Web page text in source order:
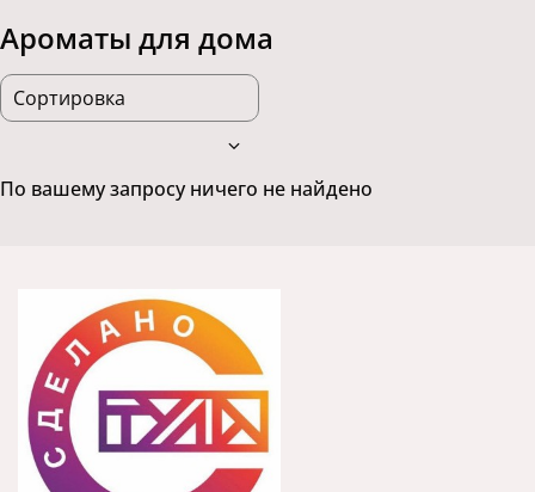
Ароматы для дома
По вашему запросу ничего не найдено